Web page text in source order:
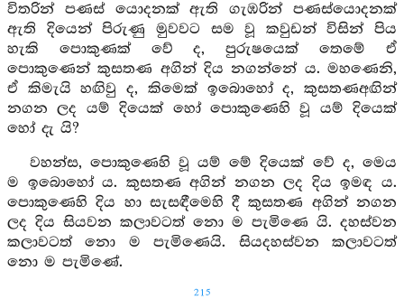
විතරින් පණස් යොදනක් ඇති ගැඹරින් පණස්යොදනක්
ඇති දියෙන් පිරුණු මුවවට සම වූ කවුඩන් විසින් පිය
හැකි පොකුණක් වේ ද, පුරුෂයෙක් තෙමේ ඒ
පොකුණෙන් කුසතණ අගින් දිය නගන්නේ ය. මහණෙනි,
ඒ කිමැයි හඟිවු ද, කිමෙක් ඉබොහෝ ද, කුසතණඅඟින්
නගන ලද යම් දියෙක් හෝ පොකුණෙහි වූ යම් දියෙක්
හෝ දැ යි?
වහන්ස, පොකුණෙහි වූ යම් මේ දියෙක් වේ ද, මෙය
ම ඉබොහෝ ය. කුසතණ අගින් නගන ලද දිය ඉමඳ ය.
පොකුණෙහි දිය හා සැසඳීමෙහි දී කුසතණ අගින් නගන
ලද දිය සියවන කලාවටත් නො ම පැමිණෙ යි. දහස්වන
කලාවටත් නො ම පැමිණෙයි. සියදහස්වන කලාවටත්
නො ම පැමිණේ.
215